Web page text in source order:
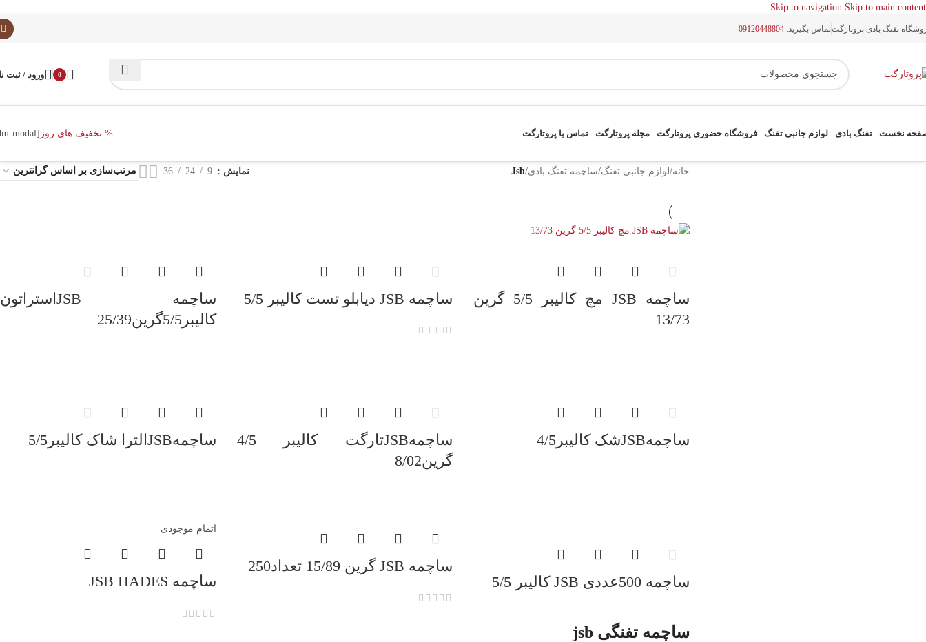
Skip to navigation Skip to main content
تفنگ بادی پروتارگتتماس بگیرید: 09120448804
0 ورود / ثبت
نخست تفنگ بادی لوازم جانبی تفنگ فروشگاه حضوری پروتارگت مجله پروتارگت تماس با پروتارگت % تخفیف های روز [dm-modal]
خانه/لوازم جانبی تفنگ/ساچمه تفنگ بادی/
Jsb نمایش 9
24
36
ساچمه JSB مچ کالیبر 5/5 گرین
13/73
ساچمه JSB دیابلو تست کالیبر 5/5
ساچمه JSBاستراتون
کالیبر5/5گرین25/39
ساچمهJSBشک کالیبر4/5
ساچمهJSBتارگت کالیبر 4/5
گرین8/02
ساچمهJSBالترا شاک کالیبر5/5
ساچمه 500عددی JSB کالیبر 5/5
ساچمه JSB گرین 15/89 تعداد250
اتمام موجودی
ساچمه JSB HADES
ساچمه تفنگی jsb